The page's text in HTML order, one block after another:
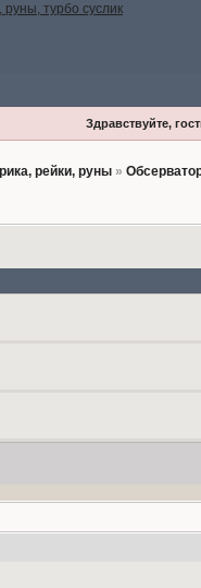
Здравствуйте,
рейки, руны »